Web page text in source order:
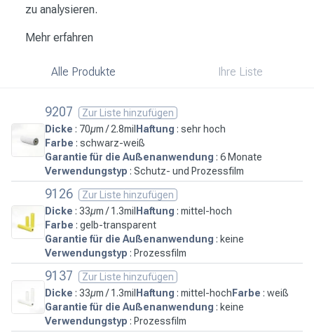
zu analysieren.
Mehr erfahren
Alle Produkte Ihre Liste
9207
Zur Liste hinzufügen
Dicke : 70µm / 2.8mil Haftung : sehr hoch
Farbe : schwarz-weiß
Garantie für die Außenanwendung : 6 Monate
Verwendungstyp : Schutz- und Prozessfilm
9126
Zur Liste hinzufügen
Dicke : 33µm / 1.3mil Haftung : mittel-hoch
Farbe : gelb-transparent
Garantie für die Außenanwendung : keine
Verwendungstyp : Prozessfilm
9137
Zur Liste hinzufügen
Dicke : 33µm / 1.3mil Haftung : mittel-hoch Farbe : weiß
Garantie für die Außenanwendung : keine
Verwendungstyp : Prozessfilm